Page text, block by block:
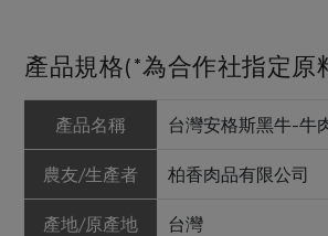
產品規格(*為合作社指定原
產品名稱 台灣安格斯黑牛-牛
農友/生產者 柏香肉品有限公司
產地/原產地 台灣